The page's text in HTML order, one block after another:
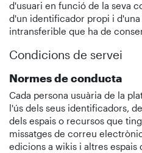
d'usuari en funció de la seva
d'un identificador propi i
intransferible que ha de
Condicions de servei
Normes de conducta
Cada persona usuària de la
l'ús dels seus identificadors,
dels espais o recursos que
missatges de correu
edicions a wikis i altres espais